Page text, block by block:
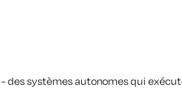
- des systèmes autonomes qui